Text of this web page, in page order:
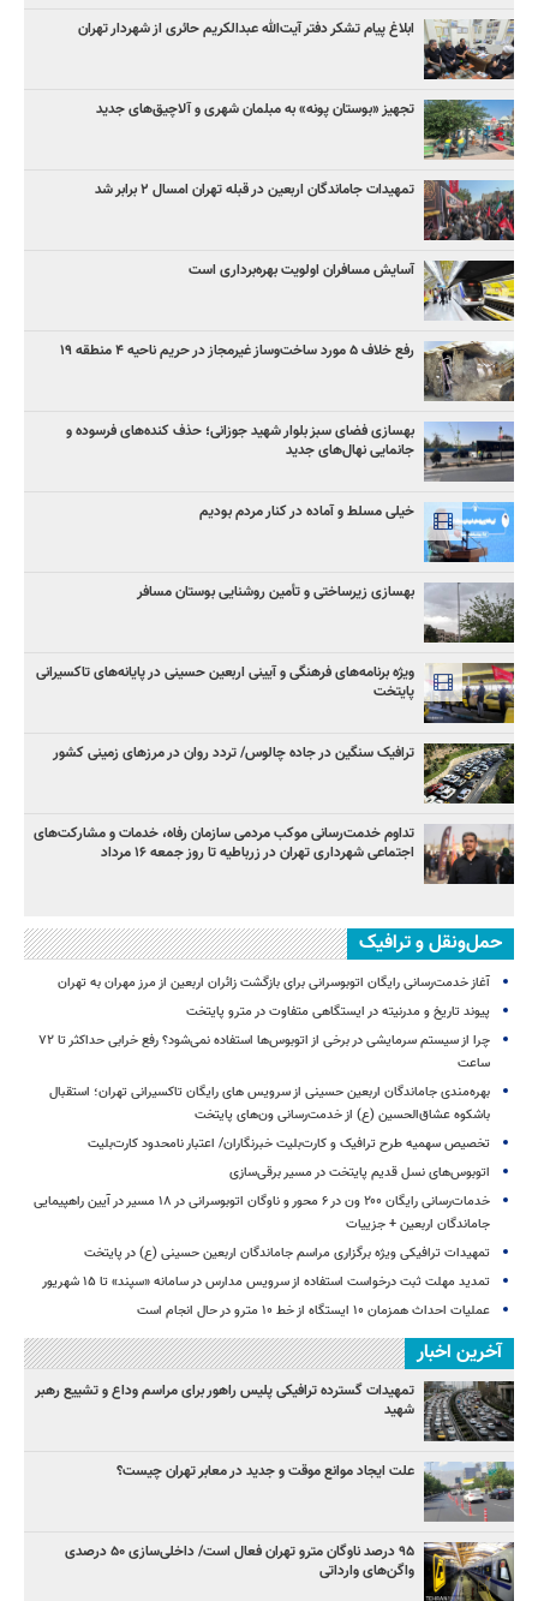
ابلاغ پیام تشکر دفتر آیت‌الله عبدالکریم حائری از شهردار تهران
تجهیز «بوستان پونه» به مبلمان شهری و آلاچیق‌های جدید
تمهیدات جاماندگان اربعین در قبله تهران امسال ۲ برابر شد
آسایش مسافران اولویت بهره‌برداری است
رفع خلاف ۵ مورد ساخت‌وساز غیرمجاز در حریم ناحیه ۴ منطقه ۱۹
بهسازی فضای سبز بلوار شهید جوزانی؛ حذف کنده‌های فرسوده و
جانمایی نهال‌های جدید
خیلی مسلط و آماده در کنار مردم بودیم
بهسازی زیرساختی و تأمین روشنایی بوستان مسافر
ویژه برنامه‌های فرهنگی و آیینی اربعین حسینی در پایانه‌های تاکسیرانی
پایتخت
ترافیک سنگین در جاده چالوس/ تردد روان در مرزهای زمینی کشور
تداوم خدمت‌رسانی موکب مردمی سازمان رفاه، خدمات و مشارکت‌های
اجتماعی شهرداری تهران در زرباطیه تا روز جمعه ۱۶ مرداد
حمل‌ونقل و ترافیک
آغاز خدمت‌رسانی رایگان اتوبوسرانی برای بازگشت زائران اربعین از مرز مهران به تهران
پیوند تاریخ و مدرنیته در ایستگاهی متفاوت در مترو پایتخت
چرا از سیستم سرمایشی در برخی از اتوبوس‌ها استفاده نمی‌شود؟ رفع خرابی حداکثر تا ۷۲
ساعت
بهره‌مندی جاماندگان اربعین حسینی از سرویس‌ های رایگان تاکسیرانی تهران؛ استقبال
باشکوه عشاق‌الحسین (ع) از خدمت‌رسانی ون‌های پایتخت
تخصیص سهمیه طرح ترافیک و کارت‌بلیت خبرنگاران/ اعتبار نامحدود کارت‌بلیت
اتوبوس‌های نسل قدیم پایتخت در مسیر برقی‌سازی
خدمات‌رسانی رایگان ۲۰۰ ون در ۶ محور و ناوگان اتوبوسرانی در ۱۸ مسیر در آیین راهپیمایی
جاماندگان اربعین + جزییات
تمهیدات ترافیکی ویژه برگزاری مراسم جاماندگان اربعین حسینی (ع) در پایتخت
تمدید مهلت ثبت درخواست استفاده از سرویس مدارس در سامانه «سپند» تا ۱۵ شهریور
عملیات احداث همزمان ۱۰ ایستگاه از خط ۱۰ مترو در حال انجام است
آخرین اخبار
تمهیدات گسترده ترافیکی پلیس راهور برای مراسم وداع و تشییع رهبر
شهید
علت ایجاد موانع موقت و جدید در معابر تهران چیست؟
۹۵ درصد ناوگان مترو تهران فعال است/ داخلی‌سازی ۵۰ درصدی
واگن‌های وارداتی